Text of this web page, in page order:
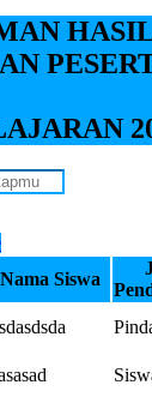
Nama Siswa